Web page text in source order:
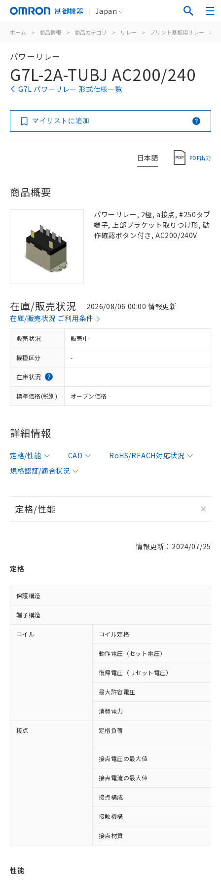
制御機器 Japan
ホーム > 商品情報 > 商品カテゴリ > リレー > プリント基板用リレー >
パワーリレー
G7L-2A-TUBJ AC200/240
G7L パワーリレー 形式仕様一覧
マイリストに追加
日本語 PDF出力
商品概要
パワーリレー, 2極, a接点, #250タブ
端子, 上部ブラケット取りつけ形, 動
作確認ボタン付き, AC200/240V
在庫/販売状況
2026/08/06 00:00 情報更新
在庫/販売状況 ご利用条件
販売状況 販売中
機種区分 -
在庫状況
標準価格(税別) オープン価格
詳細情報
定格/性能 CAD
RoHS/REACH対応状況
規格認証/適合状況
定格/性能
情報更新：2024/07/25
定格
保護構造
端子構造
コイル コイル定格
動作電圧（セット電圧）
復帰電圧（リセット電圧）
最大許容電圧
消費電力
接点 定格負荷
接点電圧の最大値
接点電流の最大値
接点構成
接触機構
接点材質
性能